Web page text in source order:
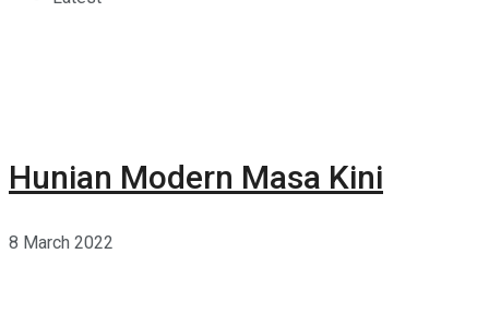
Hunian Modern Masa Kini
8 March 2022